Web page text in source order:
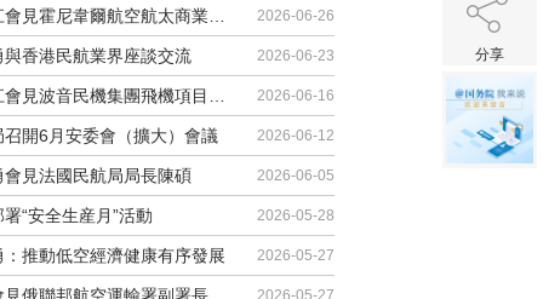
2026-06-26
與香港民航業界座談交流 2026-06-23
2026-06-16
召開6月安委會（擴大）會議 2026-06-12
會見法國民航局局長陳碩 2026-06-05
“安全生産月”活動 2026-05-28
：推動低空經濟健康有序發展 2026-05-27
2026-05-27
分享